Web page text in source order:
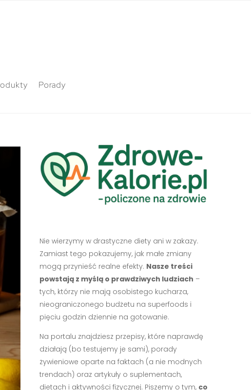
Porady
Nie wierzymy w drastyczne diety ani w zakazy.
Zamiast tego pokazujemy, jak małe zmiany
mogą przynieść realne efekty. Nasze treści
powstają z myślą o prawdziwych ludziach –
tych, którzy nie mają osobistego kucharza,
nieograniczonego budżetu na superfoods i
pięciu godzin dziennie na gotowanie.
Na portalu znajdziesz przepisy, które naprawdę
działają (bo testujemy je sami), porady
żywieniowe oparte na faktach (a nie modnych
trendach) oraz artykuły o suplementach,
dietach i aktywności fizycznej. Piszemy o tym, co